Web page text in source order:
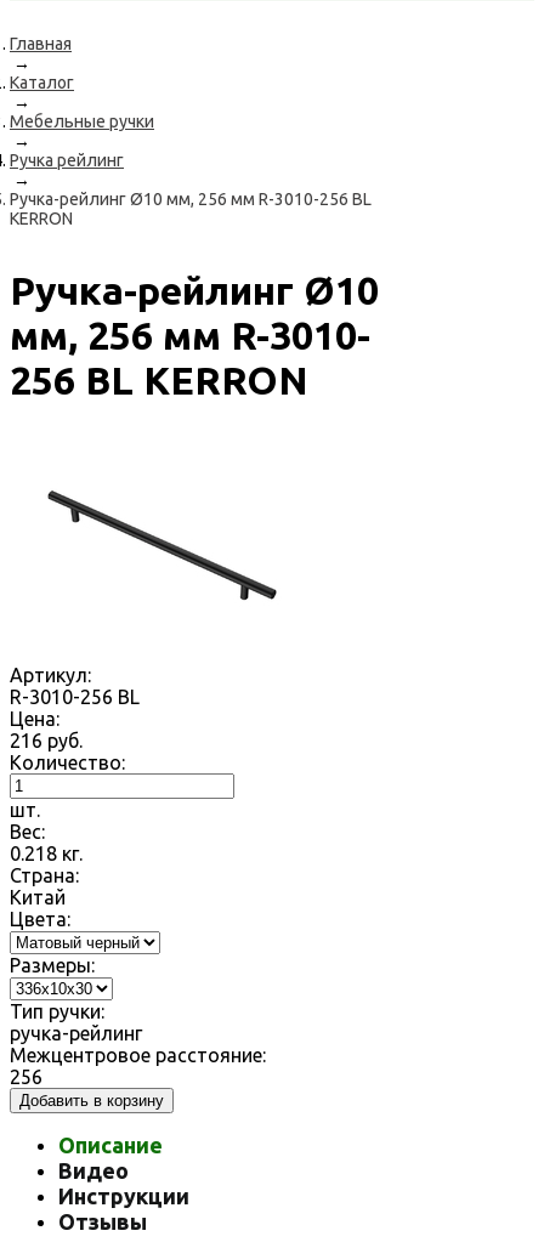
Главная
→
Каталог
→
Мебельные ручки
→
Ручка рейлинг
→
Ручка-рейлинг Ø10 мм, 256 мм R-3010-256 BL
KERRON
Ручка-рейлинг Ø10
мм, 256 мм R-3010-
256 BL KERRON
Артикул:
R-3010-256 BL
Цена:
216 руб.
Количество:
шт.
Вес:
0.218 кг.
Страна:
Китай
Цвета:
Размеры:
Тип ручки:
ручка-рейлинг
Межцентровое расстояние:
256
Добавить в корзину
Описание
Видео
Инструкции
Отзывы